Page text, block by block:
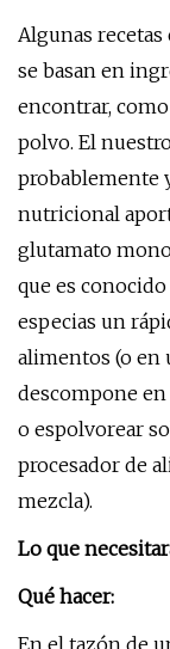
Algunas
se basan en
encontrar,
polvo. El
probablemente
nutricional
glutamato
que es
especias un
alimentos (o en
descompone
o espolvorear
procesador de
mezcla).
Lo que
Qué hacer:
En el tazón de